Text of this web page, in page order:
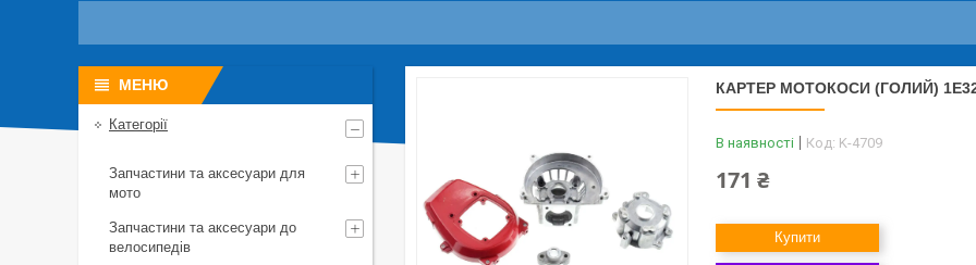
КАРТЕР МОТОКОСИ (ГОЛИЙ)
В наявності Код: K-4709
171 ₴
Купити
Категорії
Запчастини та аксесуари для
мото
Запчастини та аксесуари до
велосипедів